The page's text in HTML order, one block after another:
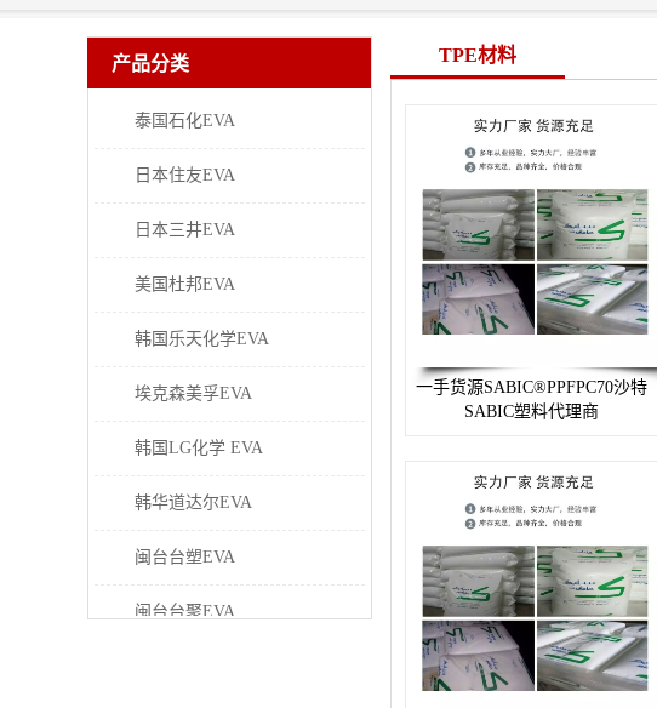
产品分类
泰国石化EVA
日本住友EVA
日本三井EVA
美国杜邦EVA
韩国乐天化学EVA
埃克森美孚EVA
韩国LG化学 EVA
韩华道达尔EVA
闽台台塑EVA
闽台台聚EVA
TPE材料
一手货源SABIC®PPFPC70沙特
SABIC塑料代理商